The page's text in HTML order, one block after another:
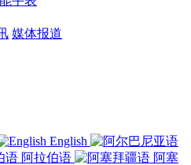
媒体报道
English
阿拉伯语
阿塞